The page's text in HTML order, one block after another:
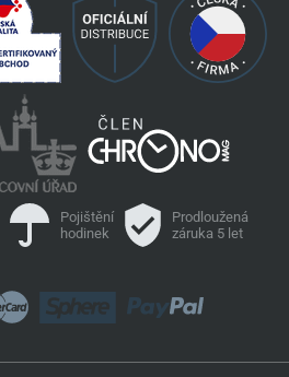
Pojištění
hodinek
Prodloužená
záruka 5 let